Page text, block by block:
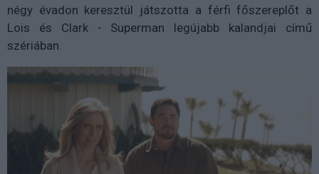
négy évadon keresztül játszotta a férfi főszereplőt a
Lois és Clark - Superman legújabb kalandjai című
szériában.